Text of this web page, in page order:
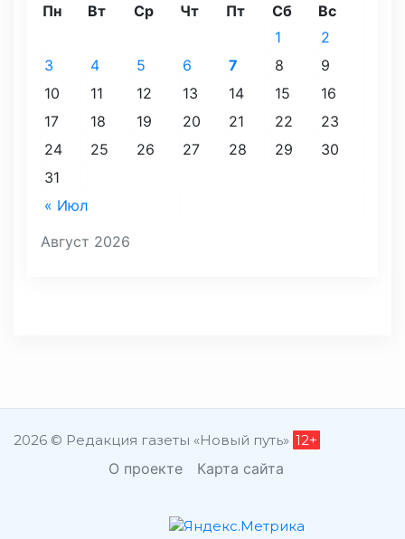
Август 2026
Пн Вт Ср Чт Пт Сб Вс
« Июл
1
2
3
4 5 6 7 8
9
10
11 12 13 14 15
16
17
18 19 20 21 22
23
24
25 26 27 28 29
30
31
2026 © Редакция газеты «Новый путь» 12+
О проекте Карта сайта